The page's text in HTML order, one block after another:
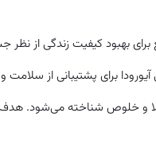
بهبود کیفیت زندگی از
و خلوص شناخته می‌شود. هدف